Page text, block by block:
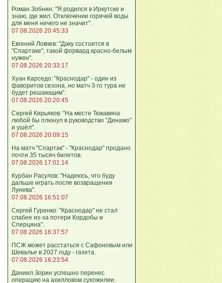
Роман Зобнин: "Я родился в Иркутске и
знаю, где жил. Отключение горячей воды
для меня ничего не значит".
07.08.2026 20:45:33
Евгений Ловчев: "Даку состоится в
"Спартаке", такой форвард красно-белым
нужен".
07.08.2026 20:33:17
Хуан Карседо: "Краснодар" - один из
фаворитов сезона, но матч 3-го тура не
будет решающим".
07.08.2026 20:20:45
Сергей Кирьяков: "На месте Тюкавина
любой бы плюнул в руководство "Динамо"
и ушёл".
07.08.2026 20:09:15
На матч "Спартак" - "Краснодар" продано
почти 35 тысяч билетов.
07.08.2026 17:01:14
Курбан Расулов: "Надеюсь, что буду
дальше играть после возвращения
Лунева".
07.08.2026 16:51:07
Сергей Гуренко: "Краснодар" не стал
слабее из-за потери Кордобы и
Сперцяна".
07.08.2026 16:37:57
ПСЖ может расстаться с Сафоновым или
Шевалье в 2027 году - газета.
07.08.2026 16:23:54
Даниил Зорин успешно перенес
операцию на ахилловом сухожилии.